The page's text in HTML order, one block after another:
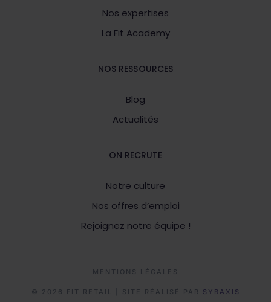
Nos expertises
La Fit Academy
NOS RESSOURCES
Blog
Actualités
ON RECRUTE
Notre culture
Nos offres d’emploi
Rejoignez notre équipe !
© 2026 FIT RETAIL | SITE RÉALISÉ PAR SYBAXIS
MENTIONS LÉGALES